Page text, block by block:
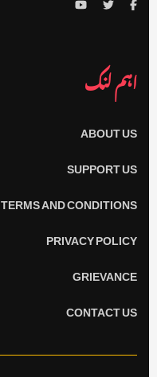
اہم لنک
ABOUT US
SUPPORT US
TERMS AND CONDITIONS
PRIVACY POLICY
GRIEVANCE
CONTACT US